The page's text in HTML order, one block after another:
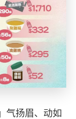
气扬眉、动如